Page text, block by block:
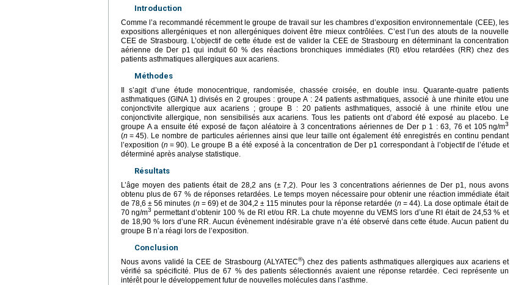
Introduction
Comme l’a recommandé récemment le groupe de travail sur les chambres d’exposition environnementale (CEE), les
expositions allergéniques et non allergéniques doivent être mieux contrôlées. C’est l’un des atouts de la nouvelle
CEE de Strasbourg. L’objectif de cette étude est de valider la CEE de Strasbourg en déterminant la concentration
aérienne de Der p1 qui induit 60 % des réactions bronchiques immédiates (RI) et/ou retardées (RR) chez des
patients asthmatiques allergiques aux acariens.
Méthodes
Il s’agit d’une étude monocentrique, randomisée, chassée croisée, en double insu. Quarante-quatre patients
asthmatiques (GINA 1) divisés en 2 groupes : groupe A : 24 patients asthmatiques, associé à une rhinite et/ou une
conjonctivite allergique aux acariens ; groupe B : 20 patients asthmatiques, associé à une rhinite et/ou une
conjonctivite allergique, non sensibilisés aux acariens. Tous les patients ont d’abord été exposé au placebo. Le
groupe A a ensuite été exposé de façon aléatoire à 3 concentrations aériennes de Der p 1 : 63, 76 et 105 ng/m3
(n = 45). Le nombre de particules aériennes ainsi que leur taille ont également été enregistrés en continu pendant
l’exposition (n = 90). Le groupe B a été exposé à la concentration de Der p1 correspondant à l’objectif de l’étude et
déterminé après analyse statistique.
Résultats
L’âge moyen des patients était de 28,2 ans (± 7,2). Pour les 3 concentrations aériennes de Der p1, nous avons
obtenu plus de 67 % de réponses retardées. Le temps moyen nécessaire pour obtenir une réaction immédiate était
de 78,6 ± 56 minutes (n = 69) et de 304,2 ± 115 minutes pour la réponse retardée (n = 44). La dose optimale était de
70 ng/m3 permettant d’obtenir 100 % de RI et/ou RR. La chute moyenne du VEMS lors d’une RI était de 24,53 % et
de 18,90 % lors d’une RR. Aucun évènement indésirable grave n’a été observé dans cette étude. Aucun patient du
groupe B n’a réagi lors de l’exposition.
Conclusion
Nous avons validé la CEE de Strasbourg (ALYATEC®) chez des patients asthmatiques allergiques aux acariens et
vérifié sa spécificité. Plus de 67 % des patients sélectionnés avaient une réponse retardée. Ceci représente un
intérêt pour le développement futur de nouvelles molécules dans l’asthme.